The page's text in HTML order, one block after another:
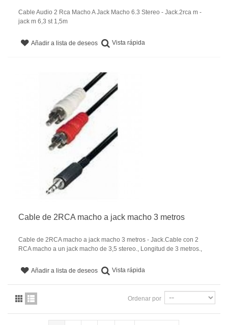
Cable Audio 2 Rca Macho A Jack Macho 6.3 Stereo - Jack.2rca m -
jack m 6,3 st 1,5m
Añadir a lista de deseos Vista rápida
Cable de 2RCA macho a jack macho 3 metros
Cable de 2RCA macho a jack macho 3 metros - Jack.Cable con 2
RCA macho a un jack macho de 3,5 stereo., Longitud de 3 metros.,
Añadir a lista de deseos Vista rápida
Ordenar por